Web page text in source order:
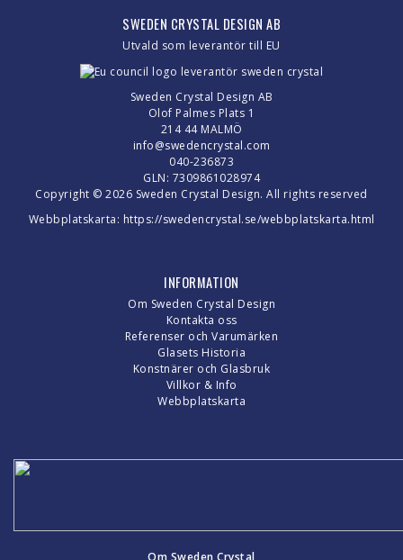
SWEDEN CRYSTAL DESIGN AB
Utvald som leverantör till EU
Sweden Crystal Design AB
Olof Palmes Plats 1
214 44 MALMÖ
info@swedencrystal.com
040-236873
GLN: 7309861028974
Copyright © 2026 Sweden Crystal Design. All rights reserved
Webbplatskarta: https://swedencrystal.se/webbplatskarta.html
INFORMATION
Om Sweden Crystal Design
Kontakta oss
Referenser och Varumärken
Glasets Historia
Konstnärer och Glasbruk
Villkor & Info
Webbplatskarta
Om Sweden Crystal